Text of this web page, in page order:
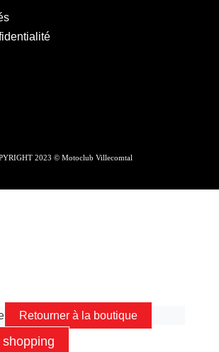
2023 © Motoclub Villecomtal
Retourner à la boutique